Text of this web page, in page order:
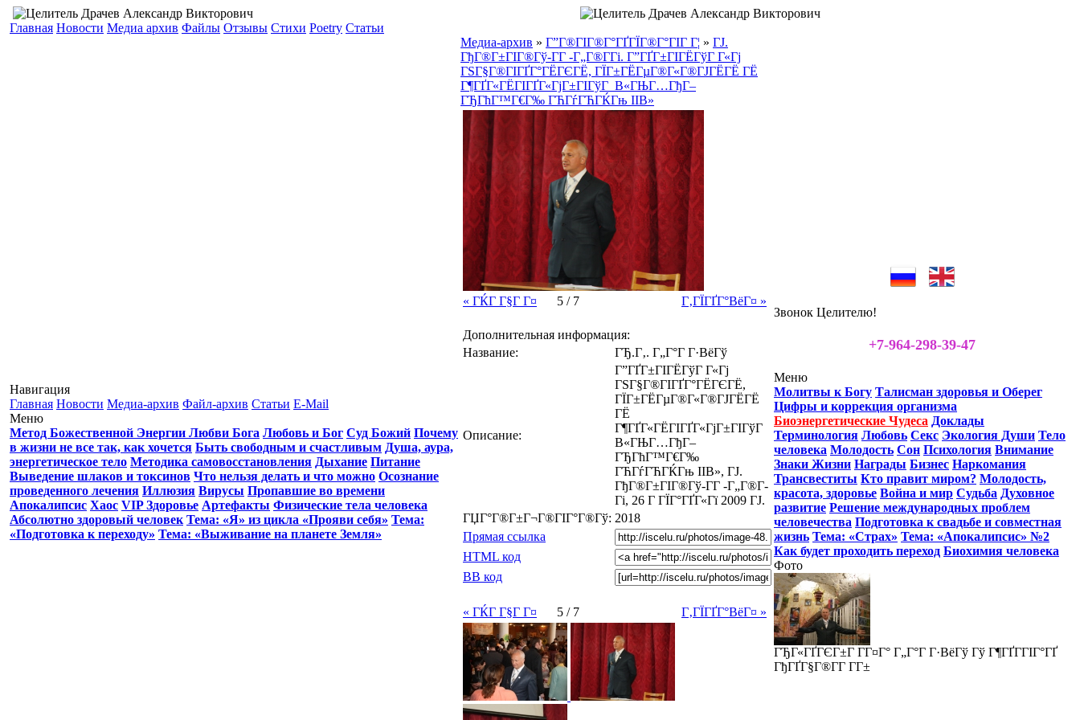
Главная Новости Медиа архив Файлы Отзывы Стихи Poetry Статьи
Навигация
Главная Новости Медиа-архив Файл-архив Статьи E-Mail
Меню
Метод Божественной Энергии Любви Бога Любовь и Бог Суд Божий Почему
в жизни не все так, как хочется Быть свободным и счастливым Душа, аура,
энергетическое тело Методика самовосстановления Дыхание Питание
Выведение шлаков и токсинов Что нельзя делать и что можно Осознание
проведенного лечения Иллюзия Вирусы Пропавшие во времени
Апокалипсис Хаос VIP Здоровье Артефакты Физические тела человека
Абсолютно здоровый человек Тема: «Я» из цикла «Прояви себя» Тема:
«Подготовка к переходу» Тема: «Выживание на планете Земля»
Медиа-архив » Г”Г®ГІГ®Г°ГҐГЇГ®Г°ГІГ Г¦ » ГЈ.
ГђГ®Г±ГІГ®Гў-Г­Г -Г„Г®Г­Гі. Г”ГҐГ±ГІГЁГўГ Г«Гј
ГЅГ§Г®ГІГҐГ°ГЁГЄГЁ, ГЇГ±ГЁГµГ®Г«Г®ГЈГЁГЁ ГЁ
Г¶ГҐГ«ГЁГІГҐГ«ГјГ±ГІГўГ В«ГЊГ…ГђГ–
ГЂГћГ™Г€Г‰ ГЋГѓГЋГЌГњ IIВ»
« ГЌГ Г§Г Г¤ 5 / 7 Г‚ГЇГҐГ°ВёГ¤ »
Дополнительная информация:
Название:
ГЂ.Г‚. Г„Г°Г Г·ВёГў
Описание:
Г”ГҐГ±ГІГЁГўГ Г«Гј
ГЅГ§Г®ГІГҐГ°ГЁГЄГЁ,
ГЇГ±ГЁГµГ®Г«Г®ГЈГЁГЁ
ГЁ
Г¶ГҐГ«ГЁГІГҐГ«ГјГ±ГІГўГ
В«ГЊГ…ГђГ–
ГЂГћГ™Г€Г‰
ГЋГѓГЋГЌГњ IIВ», ГЈ.
ГђГ®Г±ГІГ®Гў-Г­Г -Г„Г®Г­
Гі, 26 Г ГЇГ°ГҐГ«Гї 2009 ГЈ.
ГЏГ°Г®Г±Г¬Г®ГІГ°Г®Гў: 2018
Прямая ссылка
HTML код
BB код
« ГЌГ Г§Г Г¤ 5 / 7 Г‚ГЇГҐГ°ВёГ¤ »
Звонок Целителю!
+7-964-298-39-47
Меню
Молитвы к Богу Талисман здоровья и Оберег
Цифры и коррекция организма
Биоэнергетические Чудеса Доклады
Терминология Любовь Секс Экология Души Тело
человека Молодость Сон Психология Внимание
Знаки Жизни Награды Бизнес Наркомания
Трансвеститы Кто правит миром? Молодость,
красота, здоровье Война и мир Судьба Духовное
развитие Решение международных проблем
человечества Подготовка к свадьбе и совместная
жизнь Тема: «Страх» Тема: «Апокалипсис» №2
Как будет проходить переход Биохимия человека
Фото
ГЂГ«ГҐГЄГ±Г Г­Г¤Г° Г„Г°Г Г·ВёГў Гў Г¶ГҐГ­ГІГ°ГҐ
ГђГҐГ§Г®Г­Г Г­Г±